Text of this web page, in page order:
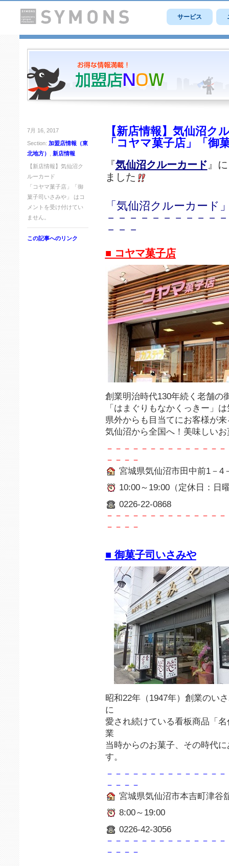
サービス
7月 16, 2017
Section: 加盟店情報（東
北地方）
新店情報
【新店情報】気仙沼ク
ルーカード
「コヤマ菓子店」「御
菓子司いさみや」 は コ
メントを受け付けてい
ません。
この記事へのリンク
【新店情報】気仙沼ク
「コヤマ菓子店」「御
『気仙沼クルーカード 』
ました
「気仙沼クルーカード
－－－－－－－－－－
－－－
■ コヤマ菓子店
創業明治時代130年続く老舗の
「はまぐりもなかくっきー」
県外からも目当てにお客様が
気仙沼から全国へ！美味しい
－－－－－－－－－－－－－
－－－－
宮城県気仙沼市田中前1－4
10:00～19:00（定休日：日
0226-22-0868
－－－－－－－－－－－－－
－－－－
■ 御菓子司いさみや
昭和22年（1947年）創業のい
に
愛され続けている看板商品「
業
当時からのお菓子、その時代
す。
－－－－－－－－－－－－－
－－－－
宮城県気仙沼市本吉町津谷
8:00～19:00
0226-42-3056
－－－－－－－－－－－－－
－－－－